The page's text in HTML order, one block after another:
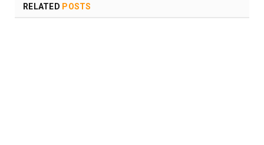
RELATED POSTS